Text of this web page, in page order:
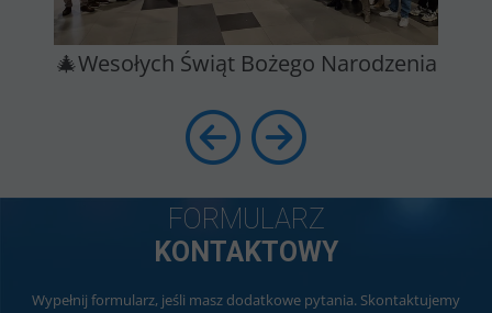
🎄Wesołych Świąt Bożego Narodzenia
FORMULARZ
KONTAKTOWY
Wypełnij formularz, jeśli masz dodatkowe pytania. Skontaktujemy